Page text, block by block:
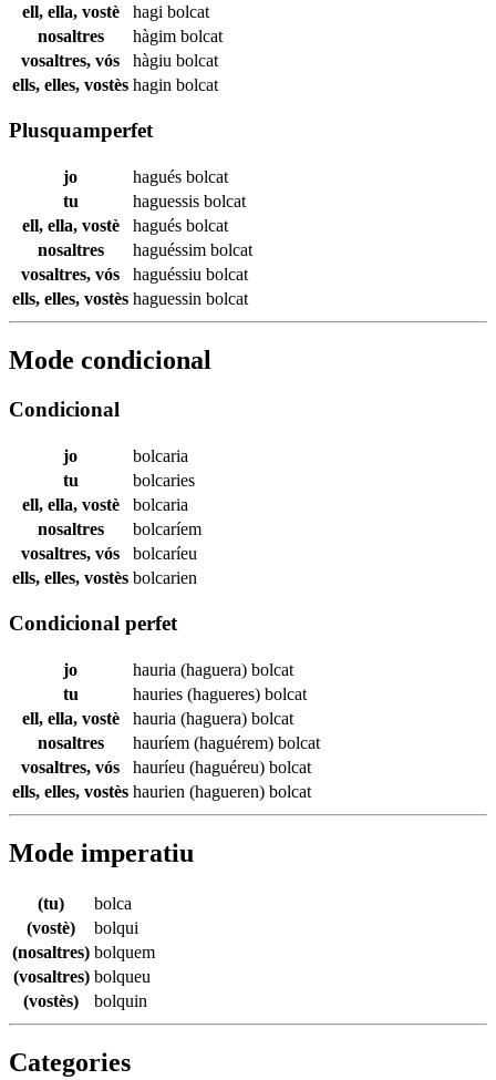
ell, ella, vostè
hagi bolcat
nosaltres
hàgim bolcat
vosaltres, vós
hàgiu bolcat
ells, elles, vostès hagin bolcat
Plusquamperfet
jo hagués bolcat
tu
haguessis bolcat
ell, ella, vostè
hagués bolcat
nosaltres
haguéssim bolcat
vosaltres, vós
haguéssiu bolcat
ells, elles, vostès haguessin bolcat
Mode condicional
Condicional
jo
bolcaria
tu
bolcaries
ell, ella, vostè
bolcaria
nosaltres
bolcaríem
vosaltres, vós
bolcaríeu
ells, elles, vostès bolcarien
Condicional perfet
jo hauria (haguera) bolcat
tu
hauries (hagueres) bolcat
ell, ella, vostè
hauria (haguera) bolcat
nosaltres
hauríem (haguérem) bolcat
vosaltres, vós
hauríeu (haguéreu) bolcat
ells, elles, vostès haurien (hagueren) bolcat
Mode imperatiu
(tu)
bolca
(vostè)
bolqui
(nosaltres) bolquem
(vosaltres) bolqueu
(vostès)
bolquin
Categories